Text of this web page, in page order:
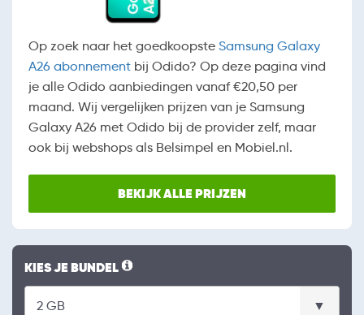
Op zoek naar het goedkoopste Samsung Galaxy
A26 abonnement bij Odido? Op deze pagina vind
je alle Odido aanbiedingen vanaf €20,50 per
maand. Wij vergelijken prijzen van je Samsung
Galaxy A26 met Odido bij de provider zelf, maar
ook bij webshops als Belsimpel en Mobiel.nl.
BEKIJK ALLE PRIJZEN
KIES JE BUNDEL